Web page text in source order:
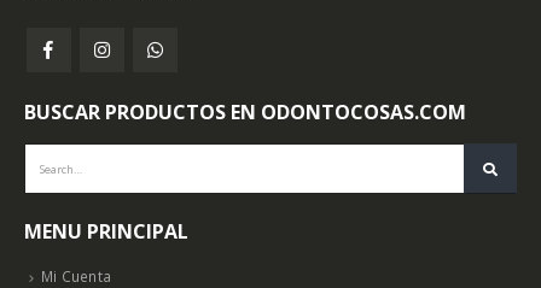
BUSCAR PRODUCTOS EN ODONTOCOSAS.COM
MENU PRINCIPAL
Mi Cuenta